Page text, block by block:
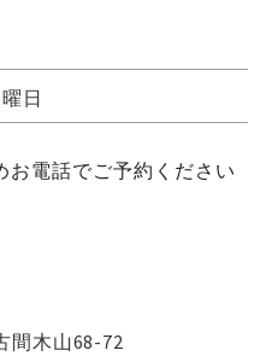
日
電話でご予約ください
間木山68-72